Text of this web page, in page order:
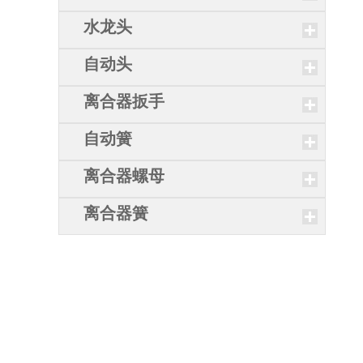
水龙头
自动头
离合器扳手
自动簧
离合器螺母
离合器簧